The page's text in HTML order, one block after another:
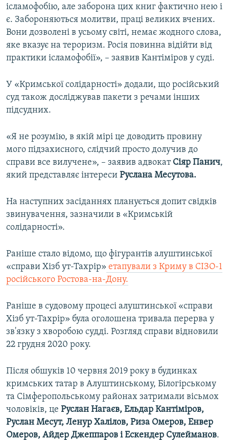
ісламофобію, але заборона цих книг фактично нею і
є. Забороняються молитви, праці великих вчених.
Вони дозволені в усьому світі, немає жодного слова,
яке вказує на тероризм. Росія повинна відійти від
практики ісламофобії», – заявив Кантіміров у суді.
У «Кримської солідарності» додали, що російський
суд також досліджував пакети з речами інших
підсудних.
«Я не розумію, в якій мірі це доводить провину
мого підзахисного, слідчий просто долучив до
справи все вилучене», – заявив адвокат Сіяр Панич,
який представляє інтереси Руслана Месутова.
На наступних засіданнях планується допит свідків
звинувачення, зазначили в «Кримській
солідарності».
Раніше стало відомо, що фігурантів алуштинської
«справи Хізб ут-Тахрір» етапували з Криму в СІЗО-1
російського Ростова-на-Дону.
Раніше в судовому процесі алуштинської «справи
Хізб ут-Тахрір» була оголошена тривала перерва у
зв'язку з хворобою судді. Розгляд справи відновили
22 грудня 2020 року.
Після обшуків 10 червня 2019 року в будинках
кримських татар в Алуштинському, Білогірському
та Сімферопольському районах затримали вісьмох
чоловіків, це Руслан Нагаєв, Ельдар Кантіміров,
Руслан Месут, Ленур Халілов, Риза Омеров, Енвер
Омеров, Айдер Джеппаров і Ескендер Сулейманов.